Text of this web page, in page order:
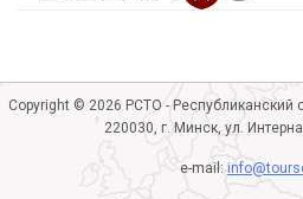
Copyright © 2026 РСТО - Республиканский
220030, г. Минск, ул.
e-mail: